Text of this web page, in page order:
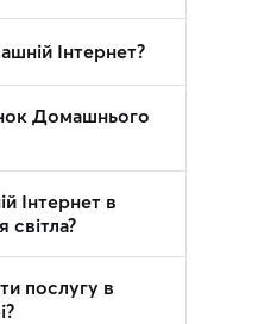
Інтернет?
Домашнього
Інтернет в
послугу в